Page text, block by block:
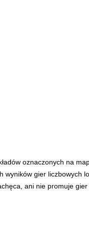
oznaczonych na
gier liczbowych
ani nie promuje gier